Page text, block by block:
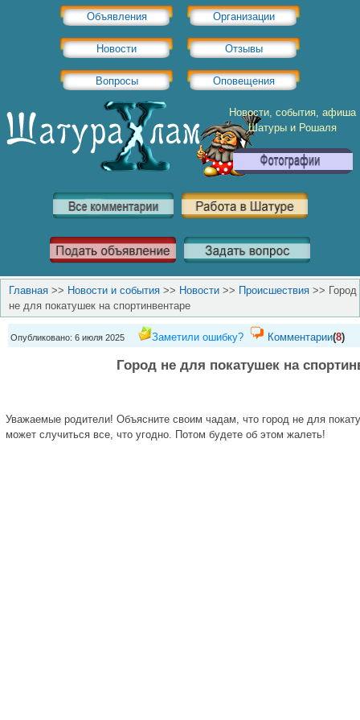
Объявления Организации
Новости Отзывы
Вопросы Оповещения
Новости, события, афиша
Шатуры и Рошаля
Главная >> Новости и события >> Новости >> Происшествия >> Город
не для покатушек на спортинвентаре
Опубликовано: 6 июля 2025 Заметили ошибку? Комментарии(8)
Город не для покатушек на
Уважаемые родители! Объясните своим чадам, что город не для
может случиться все, что угодно. Потом будете об этом жалеть!